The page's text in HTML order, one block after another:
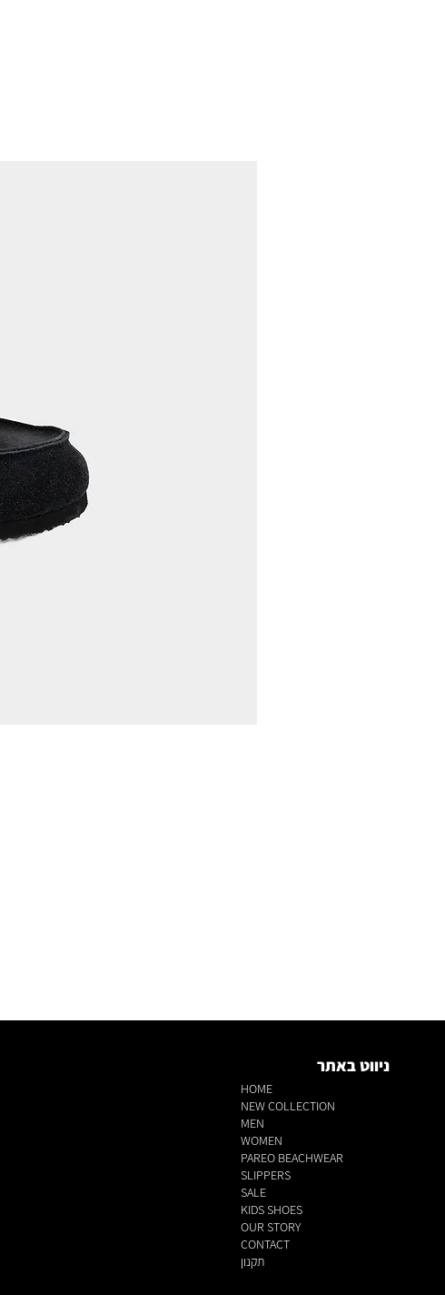
ניווט באתר
HOME
NEW COLLECTION
MEN
WOMEN
PAREO BEACHWEAR
SLIPPERS
SALE
KIDS SHOES
OUR STORY
CONTACT
תקנון